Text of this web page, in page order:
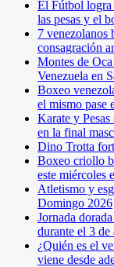
El Fútbol logra
las pesas y el
7 venezolanos
consagración
Montes de
Venezuela en
Boxeo
el mismo pase
Karate y
en la final
Dino Trotta
Boxeo criollo
este miércoles
Atletismo y
Domingo 2026
Jornada
durante el 3 de
¿Quién es el
viene desde